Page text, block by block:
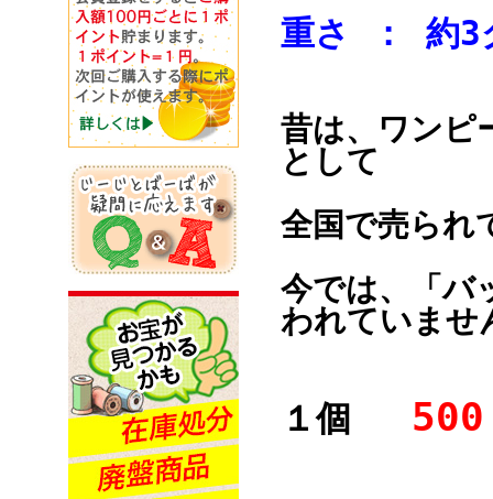
重さ ：
昔は、ワンピ
として
全国で売られ
今では、「バ
われていませ
１個 500